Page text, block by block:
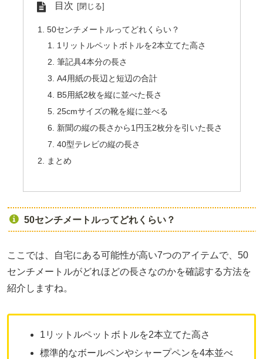
目次
50センチメートルってどれくらい？
1リットルペットボトルを2本立てた高さ
筆記具4本分の長さ
A4用紙の長辺と短辺の合計
B5用紙2枚を縦に並べた長さ
25cmサイズの靴を縦に並べる
新聞の縦の長さから1円玉2枚分を引いた長さ
40型テレビの縦の長さ
まとめ
50センチメートルってどれくらい？
ここでは、自宅にある可能性が高い7つのアイテムで、50
センチメートルがどれほどの長さなのかを確認する方法を
紹介しますね。
1リットルペットボトルを2本立てた高さ
標準的なボールペンやシャープペンを4本並べ